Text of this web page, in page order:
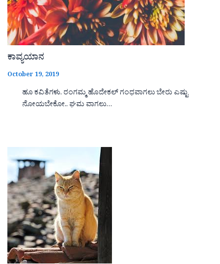
ಕಾವ್ಯಯಾನ
October 19, 2019
ಹೂ ಕವಿತೆಗಳು. ರಂಗಮ್ಮ ಹೊದೇಕಲ್ ಗಂಧವಾಗಲು ಬೇರು ಎಷ್ಟು
ನೋಯಬೇಕೋ.. ಘಮ ವಾಗಲು…